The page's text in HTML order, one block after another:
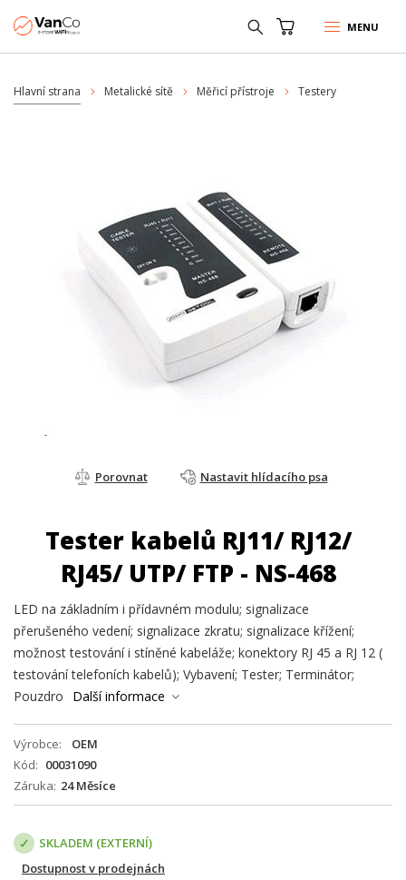
MENU
Hlavní strana Metalické sítě Měřicí přístroje Testery
Porovnat Nastavit hlídacího psa
Tester kabelů RJ11/ RJ12/
RJ45/ UTP/ FTP - NS-468
LED na základním i přídavném modulu; signalizace
přerušeného vedení; signalizace zkratu; signalizace křížení;
možnost testování i stíněné kabeláže; konektory RJ 45 a RJ 12 (
testování telefoních kabelů); Vybavení; Tester; Terminátor;
Pouzdro
Další informace
Výrobce
OEM
Kód
00031090
Záruka 24 Měsíce
SKLADEM (EXTERNÍ)
Dostupnost v prodejnách